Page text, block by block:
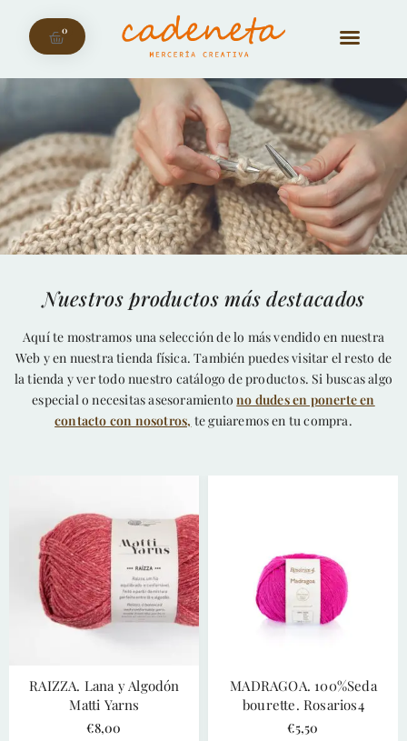
0
Nuestros productos más destacados
Aquí te mostramos una selección de lo más vendido en nuestra
Web y en nuestra tienda física. También puedes visitar el resto de
la tienda y ver todo nuestro catálogo de productos. Si buscas algo
especial o necesitas asesoramientono dudes en ponerte en
contacto con nosotros, te guiaremos en tu compra.
RAIZZA. Lana y Algodón
Matti Yarns
€8,00
MADRAGOA. 100%Seda
bourette. Rosarios4
€5,50